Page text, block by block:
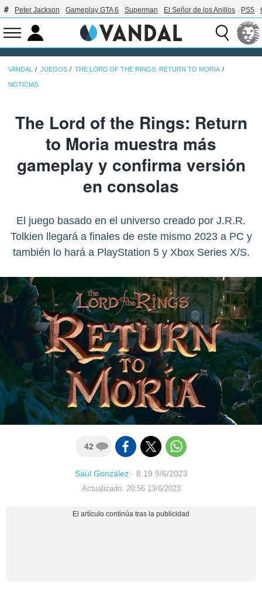
Peter Jackson Gameplay GTA 6 Superman El Señor de los Anillos PS5
VANDAL JUEGOS THE LORD OF THE RINGS: RETURN TO MORIA
NOTICIAS
The Lord of the Rings: Return
to Moria muestra más
gameplay y confirma versión
en consolas
El juego basado en el universo creado por J.R.R.
Tolkien llegará a finales de este mismo 2023 a PC y
también lo hará a PlayStation 5 y Xbox Series X/S.
42
Saúl González· 8:19 9/6/2023
Actualizado: 20:56 13/6/2023